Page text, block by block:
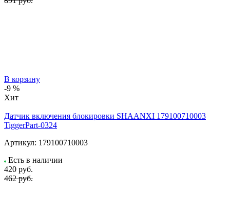
В корзину
-9 %
Хит
Датчик включения блокировки SHAANXI 179100710003
TiggerPart-0324
Артикул: 179100710003
Есть в наличии
420 руб.
462 руб.